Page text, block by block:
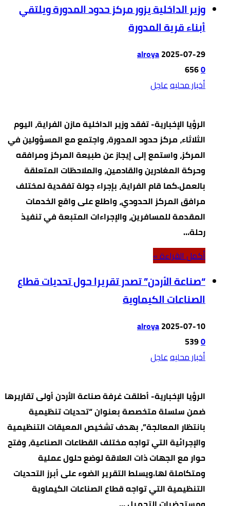
وزير الداخلية يزور مركز حدود المدورة ويلتقي
أبناء قرية المدورة
alroya2025-07-29
0
656
أخبار محليهعاجل
الرؤيا الإخبارية- تفقد وزير الداخلية مازن الفراية، اليوم
الثلاثاء، مركز حدود المدورة، واجتمع مع المسؤولين في
المركز، واستمع إلى إيجاز عن طبيعة المركز ومرافقه
وحركة المغادرين والقادمين، والملاحظات المتعلقة
بالعمل.كما قام الفراية، بإجراء جولة تفقدية لمختلف
مرافق المركز الحدودي، واطلع على واقع الخدمات
المقدمة للمسافرين، والإجراءات المتبعة في تنفيذ
رحلة…
‫أكمل القراءة »‬
“صناعة الأردن” تصدر تقريرا حول تحديات قطاع
الصناعات الكيماوية
alroya2025-07-10
0
539
أخبار محليهعاجل
الرؤيا الإخبارية- أطلقت غرفة صناعة الأردن أولى تقاريرها
ضمن سلسلة متخصصة بعنوان “تحديات تنظيمية
بانتظار المعالجة”، بهدف تشخيص المعيقات التنظيمية
والإجرائية التي تواجه مختلف القطاعات الصناعية، وفتح
حوار مع الجهات ذات العلاقة لوضع حلول عملية
ومتكاملة لها.ويسلط التقرير الضوء على أبرز التحديات
التنظيمية التي تواجه قطاع الصناعات الكيماوية